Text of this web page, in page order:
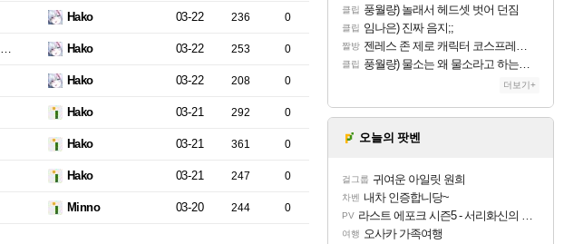
Hako 03-22 236 0
Hako 03-22 253 0
Hako 03-22 208 0
Hako 03-21 292 0
Hako 03-21 361 0
Hako 03-21 247 0
Minno 03-20 244 0
클립 풍월량) 놀래서 헤드셋 벗어 던짐
클립 임나은) 진짜 음지;;
짤방 젠레스 존 제로 캐릭터 코스프레한 꽁주
클립 풍월량) 물소는 왜 물소라고 하는거야? 아! 그만 ㅋㅋ 알았어 ㅋㅋ
더보기+
오늘의 팟벤
걸그룹 귀여운 아일릿 원희
차벤 내차 인증합니당~
PV 라스트 에포크 시즌5 - 서리화신의 분노 티저
여행 오사카 가족여행